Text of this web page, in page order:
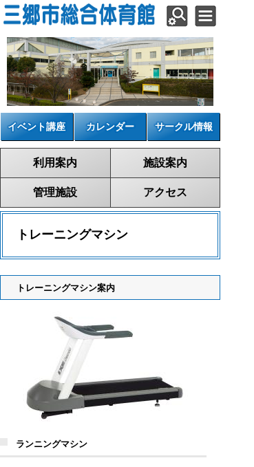
イベント講座 カレンダー サークル情報
利用案内 施設案内
管理施設 アクセス
トレーニングマシン
トレーニングマシン案内
ランニングマシン